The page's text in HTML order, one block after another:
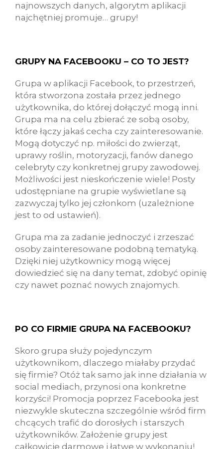
najnowszych danych, algorytm aplikacji
najchętniej promuje… grupy!
GRUPY NA FACEBOOKU – CO TO JEST?
Grupa w aplikacji Facebook, to przestrzeń,
która stworzona została przez jednego
użytkownika, do której dołączyć mogą inni.
Grupa ma na celu zbierać ze sobą osoby,
które łączy jakaś cecha czy zainteresowanie.
Mogą dotyczyć np. miłości do zwierząt,
uprawy roślin, motoryzacji, fanów danego
celebryty czy konkretnej grupy zawodowej.
Możliwości jest nieskończenie wiele! Posty
udostępniane na grupie wyświetlane są
zazwyczaj tylko jej członkom (uzależnione
jest to od ustawień).
Grupa ma za zadanie jednoczyć i zrzeszać
osoby zainteresowane podobną tematyką.
Dzięki niej użytkownicy mogą więcej
dowiedzieć się na dany temat, zdobyć opinię
czy nawet poznać nowych znajomych.
PO CO FIRMIE GRUPA NA FACEBOOKU?
Skoro grupa służy pojedynczym
użytkownikom, dlaczego miałaby przydać
się firmie? Otóż tak samo jak inne działania w
social mediach, przynosi ona konkretne
korzyści! Promocja poprzez Facebooka jest
niezwykle skuteczna szczególnie wśród firm
chcących trafić do dorosłych i starszych
użytkowników. Założenie grupy jest
całkowicie darmowe i łatwe w wykonaniu!